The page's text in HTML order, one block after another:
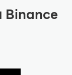
Binance